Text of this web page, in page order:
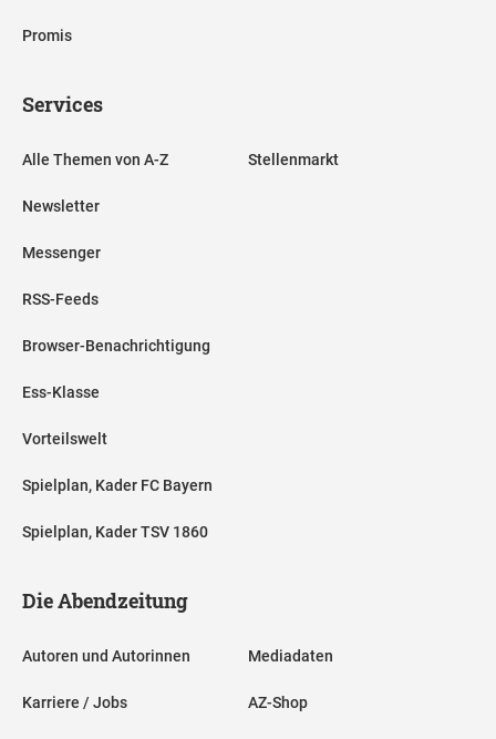
Promis
Services
Alle Themen von A-Z
Newsletter
Messenger
RSS-Feeds
Browser-Benachrichtigung
Ess-Klasse
Vorteilswelt
Spielplan, Kader FC Bayern
Spielplan, Kader TSV 1860
Stellenmarkt
Die Abendzeitung
Autoren und Autorinnen
Karriere / Jobs
Mediadaten
AZ-Shop